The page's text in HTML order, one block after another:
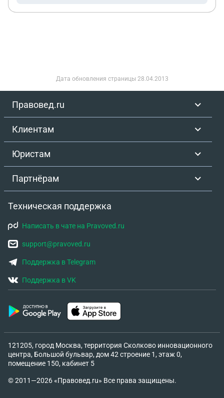
Дата обновления страницы 28.04.2013
Правовед.ru
Клиентам
Юристам
Партнёрам
Техническая поддержка
Написать в чате на Pravoved.ru
support@pravoved.ru
Поддержка в Telegram
Поддержка в VK
121205, город Москва, территория Сколково инновационного
центра, Большой бульвар, дом 42 строение 1, этаж 0,
помещение 150, кабинет 5
© 2011—2026 «Правовед.ru» Все права защищены.